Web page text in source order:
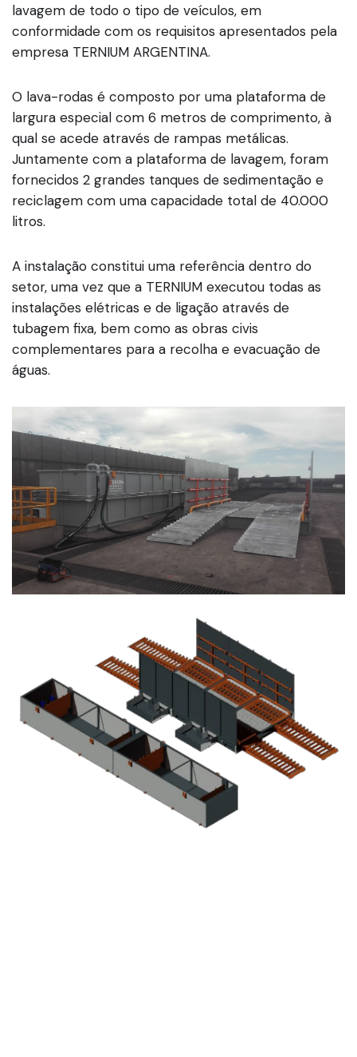
lavagem de todo o tipo de veículos, em
conformidade com os requisitos apresentados pela
empresa TERNIUM ARGENTINA.
O lava-rodas é composto por uma plataforma de
largura especial com 6 metros de comprimento, à
qual se acede através de rampas metálicas.
Juntamente com a plataforma de lavagem, foram
fornecidos 2 grandes tanques de sedimentação e
reciclagem com uma capacidade total de 40.000
litros.
A instalação constitui uma referência dentro do
setor, uma vez que a TERNIUM executou todas as
instalações elétricas e de ligação através de
tubagem fixa, bem como as obras civis
complementares para a recolha e evacuação de
águas.